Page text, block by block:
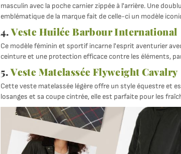
masculin avec la poche carnier zippée à l'arrière. Une
emblématique de la marque fait de celle-ci un modèle
4.Veste Huilée Barbour International
Ce modèle féminin et sportif incarne l'esprit aventurier
ceinture et une protection efficace contre les éléments,
5.Veste Matelassée Flyweight Cavalry
Cette veste matelassée légère offre un style équestre et
losanges et sa coupe cintrée, elle est parfaite pour les